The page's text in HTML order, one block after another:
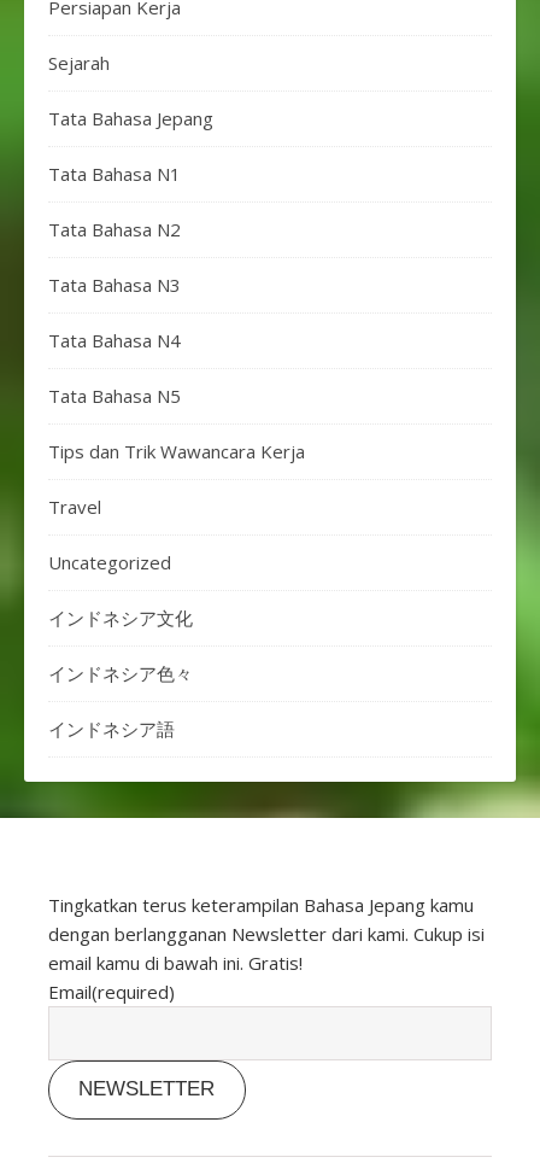
Persiapan Kerja
Sejarah
Tata Bahasa Jepang
Tata Bahasa N1
Tata Bahasa N2
Tata Bahasa N3
Tata Bahasa N4
Tata Bahasa N5
Tips dan Trik Wawancara Kerja
Travel
Uncategorized
インドネシア文化
インドネシア色々
インドネシア語
Tingkatkan terus keterampilan Bahasa Jepang kamu
dengan berlangganan Newsletter dari kami. Cukup isi
email kamu di bawah ini. Gratis!
Email(required)
NEWSLETTER